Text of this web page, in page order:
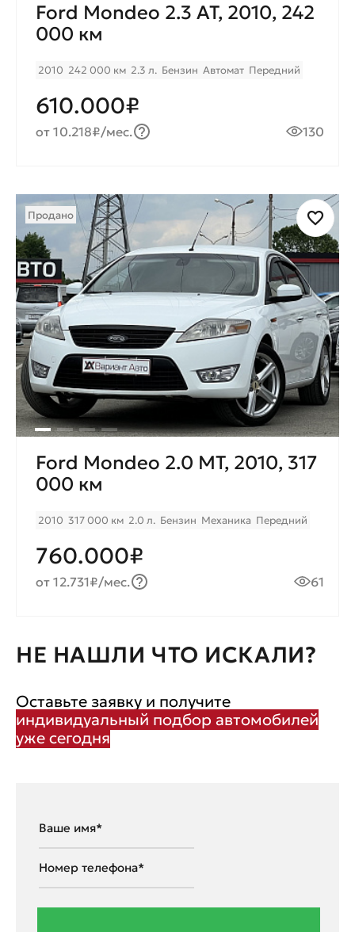
Ford Mondeo 2.3 AT, 2010, 242
000 км
2010 242 000 км 2.3 л. Бензин Автомат Передний
610.000₽
от 10.218₽/мес. 130
Продано
Ford Mondeo 2.0 MT, 2010, 317
000 км
2010 317 000 км 2.0 л. Бензин Механика Передний
760.000₽
от 12.731₽/мес. 61
НЕ НАШЛИ ЧТО ИСКАЛИ?
Оставьте заявку и получите
индивидуальный подбор автомобилей
уже сегодня